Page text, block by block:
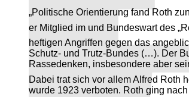
„Politische Orientierung fand Roth
er Mitglied im und Bundeswart des
heftigen Angriffen gegen das
Schutz- und Trutz-Bundes (…). Der
Rassedenken, insbesondere aber
Dabei trat sich vor allem Alfred Roth
wurde 1923 verboten. Roth ging